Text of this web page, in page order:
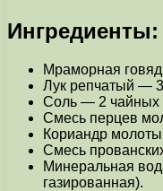
Ингредиенты:
Мраморная
Лук репчатый —
Соль — 2 чайных
Смесь перцев
Кориандр
Смесь
Минеральная
газированная).